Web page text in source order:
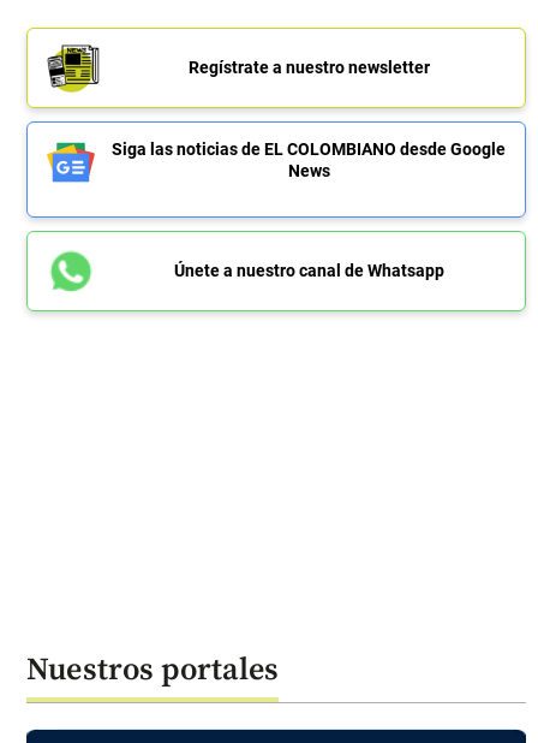
Regístrate a nuestro newsletter
Siga las noticias de EL COLOMBIANO desde Google
News
Únete a nuestro canal de Whatsapp
Nuestros portales